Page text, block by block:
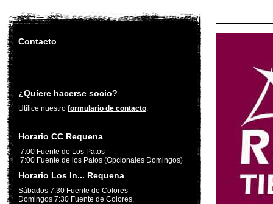
Contacto
¿Quiere hacerse socio?
Utilice nuestro formulario de contacto.
Horario CC Requena
7:00 Fuente de Los Patos
7:00 Fuente de los Patos (Opcionales Domingos)
Horario Los In... Requena
Sábados 7:30 Fuente de Colores
Domingos 7:30 Fuente de Colores.